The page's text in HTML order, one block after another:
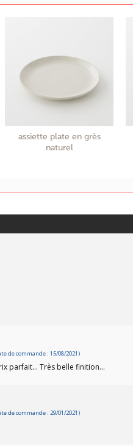
assiette plate en grès
naturel
de commande : 15/08/2021)
parfait... Très belle finition...
de commande : 29/01/2021)